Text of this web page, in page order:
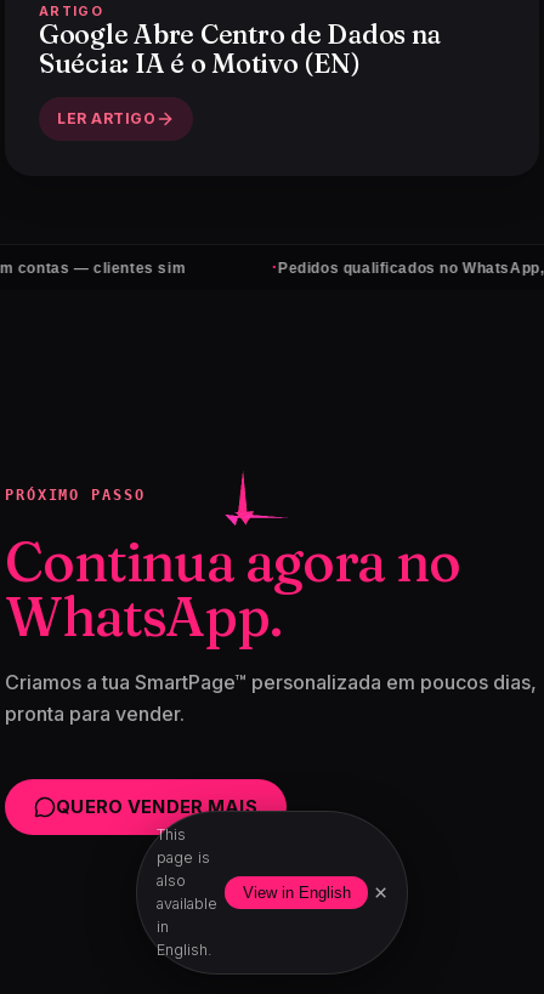
This
page is
also
available
in
English.
View in English ×
ARTIGO
Google Abre Centro de Dados na
Suécia: IA é o Motivo (EN)
LER ARTIGO
clientes sim Pedidos qualificados no WhatsApp, todos os
PRÓXIMO PASSO
Continua agora no
WhatsApp.
Criamos a tua SmartPage™ personalizada em poucos dias,
pronta para vender.
QUERO VENDER MAIS